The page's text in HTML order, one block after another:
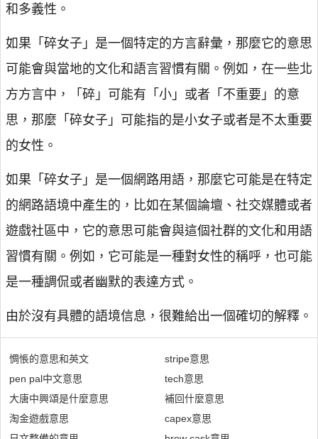
和多義性。
如果「碎女子」是一個特定的方言辭彙，那麼它的意思
可能會與當地的文化和語言習慣有關。例如，在一些北
方方言中，「碎」可能有「小」或者「不重要」的意
思，那麼「碎女子」可能指的是小女子或者是不太重要
的女性。
如果「碎女子」是一個網路用語，那麼它可能是在特定
的網路語境中產生的，比如在某個論壇、社交媒體或者
遊戲社區中，它的意思可能會與這個社群的文化和用語
習慣有關。例如，它可能是一種對女性的稱呼，也可能
是一種調侃或者幽默的表達方式。
由於沒有具體的語境信息，很難給出一個確切的解釋。
惆悵的意思和英文
pen pal中文意思
大唐中興頌是什麼意思
淘金遊戲意思
stripe意思
tech意思
補回什麼意思
capex意思